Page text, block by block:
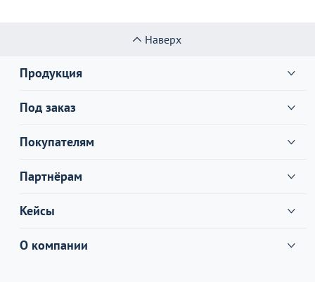
Наверх
Продукция
Под заказ
Покупателям
Партнёрам
Кейсы
О компании